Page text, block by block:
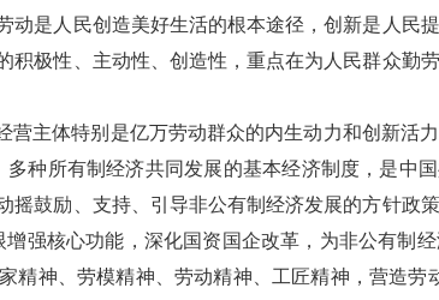
是人民创造美好生活的根本途径，创新是人民
积极性、主动性、创造性，重点在为人民群众勤
主体特别是亿万劳动群众的内生动力和创新活
种所有制经济共同发展的基本经济制度，是中
摇鼓励、支持、引导非公有制经济发展的方针政
强核心功能，深化国资国企改革，为非公有制
精神、劳模精神、劳动精神、工匠精神，营造